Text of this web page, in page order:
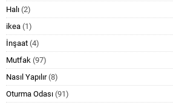
Halı (2)
ikea (1)
İnşaat (4)
Mutfak (97)
Nasıl Yapılır(8)
Oturma Odası (91)